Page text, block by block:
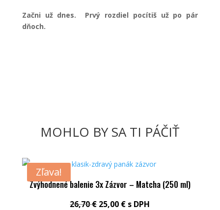
Začni už dnes. Prvý rozdiel pocítiš už po pár
dňoch.
MOHLO BY SA TI PÁČIŤ
Zľava!
Zvýhodnené balenie 3x Zázvor – Matcha (250 ml)
26,70€ Pôvodná cena bola: 26,70 €.
25,00 €Aktuálna cena je: 25,00
s DPH